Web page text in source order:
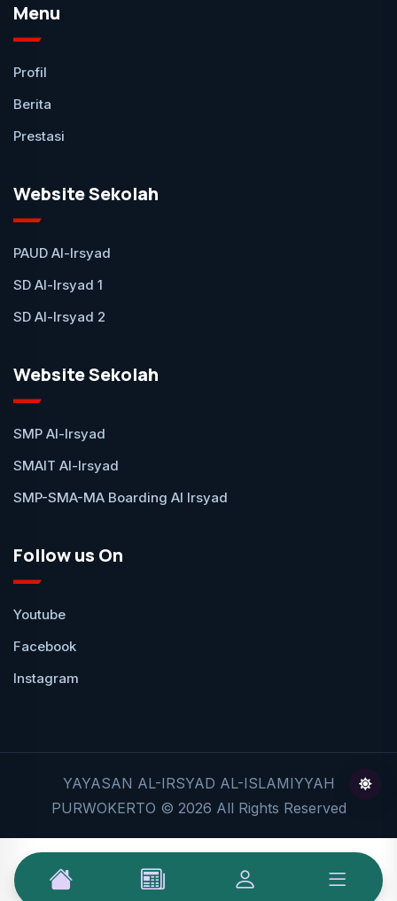
Menu
Profil
Berita
Prestasi
Website Sekolah
PAUD Al-Irsyad
SD Al-Irsyad 1
SD Al-Irsyad 2
Website Sekolah
SMP Al-Irsyad
SMAIT Al-Irsyad
SMP-SMA-MA Boarding Al Irsyad
Follow us On
Youtube
Facebook
Instagram
YAYASAN AL-IRSYAD AL-ISLAMIYYAH
PURWOKERTO © 2026 All Rights Reserved